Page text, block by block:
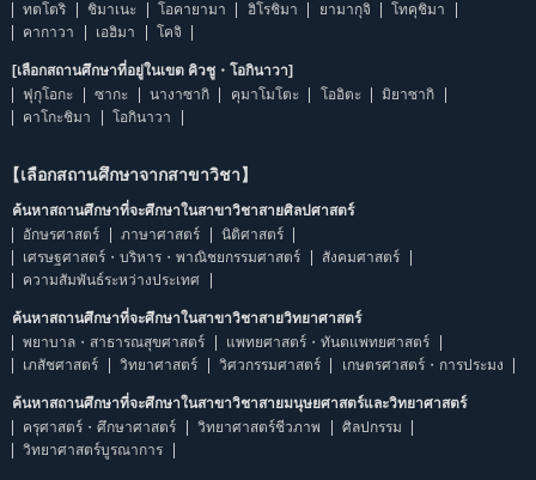
ทตโตริ
ชิมาเนะ โอคายามา ฮิโรชิมา ยามากุจิ
โทคุชิมา
คากาวา
เอฮิมา โคจิ
[เลือกสถานศึกษาที่อยู่ในเขต คิวชู・โอกินาวา]
ฟุกุโอกะ
ซากะ นางาซากิ คุมาโมโตะ โออิตะ
มิยาซากิ
คาโกะชิมา
โอกินาวา
【เลือกสถานศึกษาจากสาขาวิชา】
ค้นหาสถานศึกษาที่จะศึกษาในสาขาวิชาสายศิลปศาสตร์
อักษรศาสตร์
ภาษาศาสตร์
นิติศาสตร์
เศรษฐศาสตร์・บริหาร・พาณิชยกรรมศาสตร์
สังคมศาสตร์
ความสัมพันธ์ระหว่างประเทศ
ค้นหาสถานศึกษาที่จะศึกษาในสาขาวิชาสายวิทยาศาสตร์
พยาบาล・สาธารณสุขศาสตร์
แพทยศาสตร์・ทันตแพทยศาสตร์
เภสัชศาสตร์
วิทยาศาสตร์ วิศวกรรมศาสตร์ เกษตรศาสตร์・การประมง
ค้นหาสถานศึกษาที่จะศึกษาในสาขาวิชาสายมนุษยศาสตร์และวิทยาศาสตร์
ครุศาสตร์・ศึกษาศาสตร์
วิทยาศาสตร์ชีวภาพ
ศิลปกรรม
วิทยาศาสตร์บูรณาการ